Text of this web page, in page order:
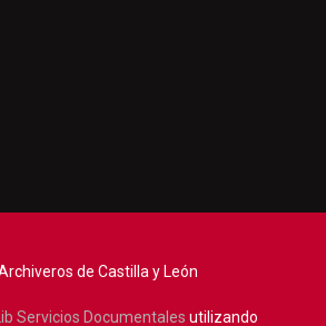
de Castilla y León
Servicios Documentales utilizando